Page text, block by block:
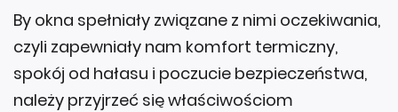
By okna spełniały związane z nimi oczekiwania,
czyli zapewniały nam komfort termiczny,
spokój od hałasu i poczucie bezpieczeństwa,
należy przyjrzeć się właściwościom